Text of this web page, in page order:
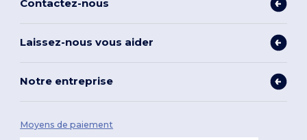
Contactez-nous
Laissez-nous vous aider
Notre entreprise
Moyens de paiement